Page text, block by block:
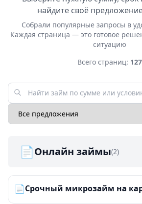
найдите своё
Собрали популярные запросы в
Каждая страница — это готовое
ситуацию
Всего страниц: 127
📄Онлайн займы(2)
📄